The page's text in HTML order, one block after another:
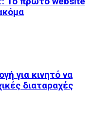
για κινητό να
διαταραχές